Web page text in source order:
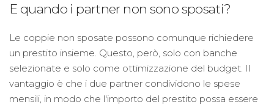
E quando i partner non sono sposati?
Le coppie non sposate possono comunque richiedere
un prestito insieme. Questo, però, solo con banche
selezionate e solo come ottimizzazione del budget. Il
vantaggio è che i due partner condividono le spese
mensili, in modo che l'importo del prestito possa essere